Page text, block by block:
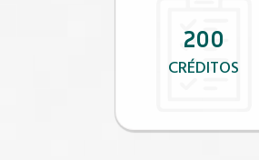
200
CRÉDITOS